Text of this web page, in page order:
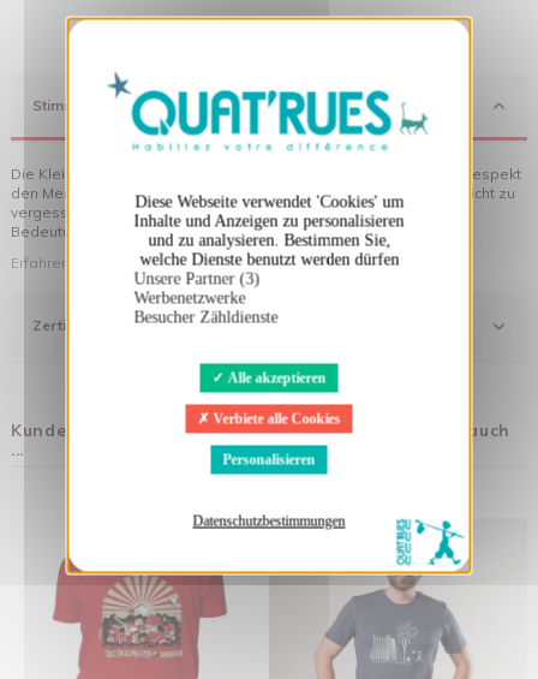
Diese Webseite verwendet 'Cookies' um
Inhalte und Anzeigen zu personalisieren
und zu analysieren. Bestimmen Sie,
welche Dienste benutzt werden dürfen
Unsere Partner (3)
Werbenetzwerke
Besucher Zähldienste
Alle akzeptieren
Verbiete alle Cookies
Personalisieren
Datenschutzbestimmungen
Stimmung
Die Kleidung von Quat'rues besteht aus Bio-Baumwolle, die mit Respekt
den Menschen und ihrer Umwelt gegenüber hergestellt wurde... nicht zu
vergessen die originellen Motive, die Ihrer Kleidung noch mehr
Bedeutung verleihen!
Erfahren Sie mehr über unsere Philosophie
Zertifizierung
Kunden, die diesen Artikel gekauft haben, kauften auch
...